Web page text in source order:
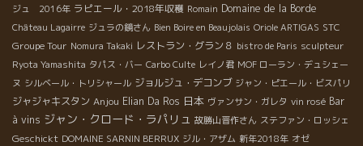
ジュ 2016年 ラピエール・2018年収穫 Romain Domaine de la Borde
Château Lagairre ジュラの鏡さん Bien Boire en Beaujolais Oriole ARTIGAS STC
Groupe Tour Nomura Takaki レストラン・グラン８ bistro de Paris sculpteur
Ryota Yamashita タパス・バー Carbo Culte レイノ君 MOF ローラン・デュシェー
ヌ シルベール・トリシャール ジョルジュ・デコンブ ジャン・ピエール・ビスパリ
ジャジャキスタン Anjou Elian Da Ros 日本 ヴァンサン・ガレタ vin rosé Bar
à vins ジャン・クロード・ラパリュ 故勝山晋作さん ステファン・ロッシェ
Geschickt DOMAINE SARNIN BERRUX ジル・アザム 新年2018年 オゼ